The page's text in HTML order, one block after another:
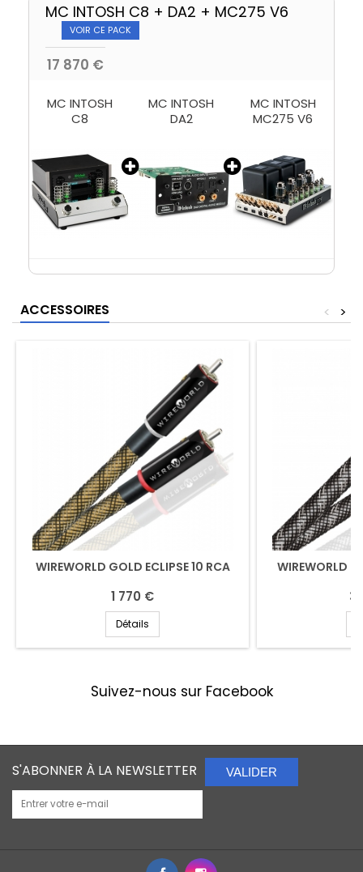
MC INTOSH C8 + DA2 + MC275 V6
VOIR CE PACK
17 870 €
MC INTOSH
C8
MC INTOSH
DA2
MC INTOSH
MC275 V6
ACCESSOIRES >
<
WIREWORLD GOLD ECLIPSE 10 RCA
1 770 €
Détails
WIREWORLD
3
Suivez-nous sur Facebook
S'ABONNER À LA NEWSLETTER VALIDER